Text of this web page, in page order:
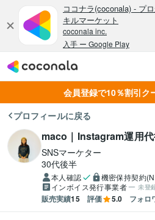
会員登録で10％割引ク
プロフィールに戻る
maco｜Instagram運用
SNSマーケター
30代後半
本人確認 機密保持契約
インボイス発行事業者 未登
販売実績15 評価 5.0 フォロ